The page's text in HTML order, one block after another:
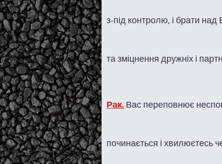
з-під контролю, і брати над
та зміцнення дружніх і
Рак.Вас переповнює
починається і хвилюєтесь